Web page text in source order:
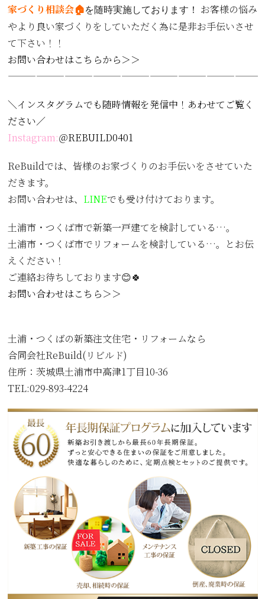
家づくり相談会🏠を随時実施しております！
お客様の悩み
やより良い家づくりをしていただく為に是非お手伝いさせ
て下さい！！
お問い合わせはこちらから＞＞
＼インスタグラムでも随時情報を発信中！あわせてご覧く
ださい／
Instagram:＠REBUILD0401
ReBuildでは、皆様のお家づくりのお手伝いをさせていた
だきます。
お問い合わせは、 LINEでも受け付けております。
土浦市・つくば市で新築一戸建てを検討している…。
土浦市・つくば市でリフォームを検討している…。とお伝
えください！
ご連絡お待ちしております😊🍀
お問い合わせはこちら＞＞
土浦・つくばの新築注文住宅・リフォームなら
合同会社ReBuild(リビルド)
住所： 茨城県土浦市中高津1丁目10-36
TEL:029-893-4224